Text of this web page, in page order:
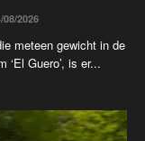
08/2026
meteen gewicht in de
Guero’, is er...